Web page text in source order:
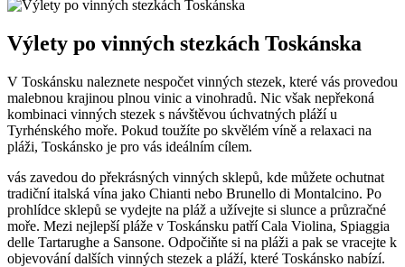
Výlety po vinných stezkách Toskánska
V Toskánsku naleznete nespočet vinných stezek, které vás provedou
malebnou krajinou plnou vinic a vinohradů. Nic však nepřekoná
kombinaci vinných stezek s návštěvou úchvatných pláží u
Tyrhénského moře. Pokud toužíte po skvělém víně a relaxaci na
pláži, Toskánsko je pro vás ideálním cílem.
vás zavedou do překrásných vinných sklepů, kde můžete ochutnat
tradiční italská vína jako Chianti nebo Brunello di Montalcino. Po
prohlídce sklepů se vydejte na pláž a užívejte si slunce a průzračné
moře. Mezi nejlepší pláže v Toskánsku patří Cala Violina, Spiaggia
delle Tartarughe a Sansone. Odpočiňte si na pláži a pak se vracejte k
objevování dalších vinných stezek a pláží, které Toskánsko nabízí.